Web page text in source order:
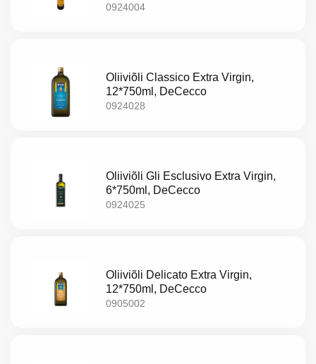
0924004
Oliiviõli Classico Extra Virgin,
12*750ml, DeCecco
0924028
Oliiviõli Gli Esclusivo Extra Virgin,
6*750ml, DeCecco
0924025
Oliiviõli Delicato Extra Virgin,
12*750ml, DeCecco
0905002